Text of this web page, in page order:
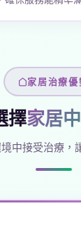
家居治療優
擇家居
中接受治療，